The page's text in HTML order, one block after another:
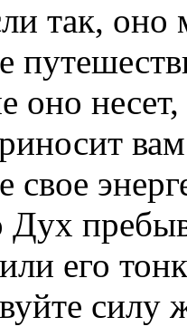
так, оно
оно
свое
Дух
его
силу